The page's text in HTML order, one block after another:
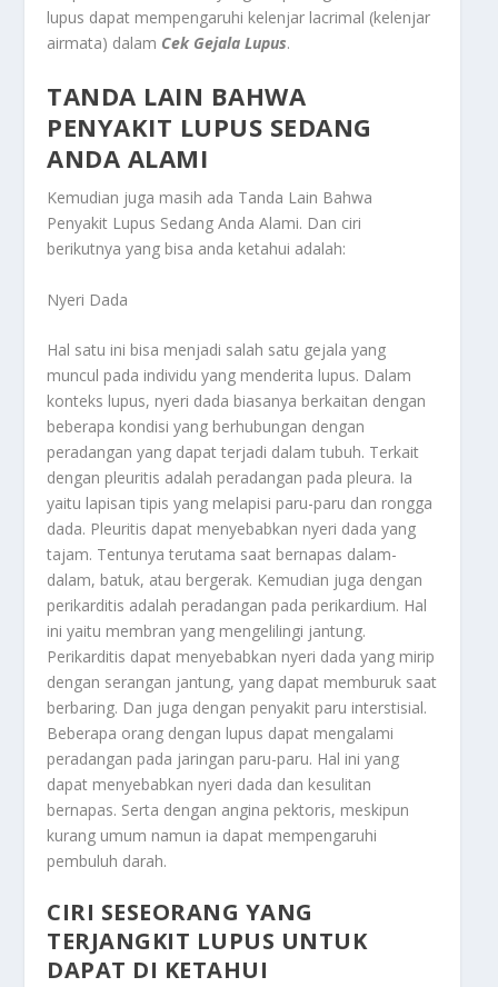
lupus dapat mempengaruhi kelenjar lacrimal (kelenjar
airmata) dalam Cek Gejala Lupus.
TANDA LAIN BAHWA
PENYAKIT LUPUS SEDANG
ANDA ALAMI
Kemudian juga masih ada Tanda Lain Bahwa
Penyakit Lupus Sedang Anda Alami. Dan ciri
berikutnya yang bisa anda ketahui adalah:
Nyeri Dada
Hal satu ini bisa menjadi salah satu gejala yang
muncul pada individu yang menderita lupus. Dalam
konteks lupus, nyeri dada biasanya berkaitan dengan
beberapa kondisi yang berhubungan dengan
peradangan yang dapat terjadi dalam tubuh. Terkait
dengan pleuritis adalah peradangan pada pleura. Ia
yaitu lapisan tipis yang melapisi paru-paru dan rongga
dada. Pleuritis dapat menyebabkan nyeri dada yang
tajam. Tentunya terutama saat bernapas dalam-
dalam, batuk, atau bergerak. Kemudian juga dengan
perikarditis adalah peradangan pada perikardium. Hal
ini yaitu membran yang mengelilingi jantung.
Perikarditis dapat menyebabkan nyeri dada yang mirip
dengan serangan jantung, yang dapat memburuk saat
berbaring. Dan juga dengan penyakit paru interstisial.
Beberapa orang dengan lupus dapat mengalami
peradangan pada jaringan paru-paru. Hal ini yang
dapat menyebabkan nyeri dada dan kesulitan
bernapas. Serta dengan angina pektoris, meskipun
kurang umum namun ia dapat mempengaruhi
pembuluh darah.
CIRI SESEORANG YANG
TERJANGKIT LUPUS UNTUK
DAPAT DI KETAHUI